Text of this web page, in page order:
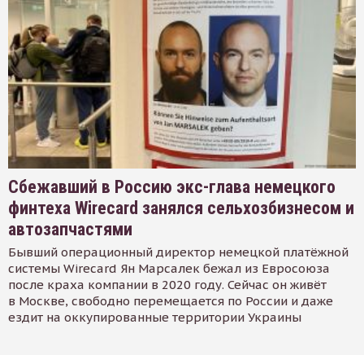
Сбежавший в Россию экс-глава немецкого
финтеха Wirecard занялся сельхозбизнесом и
автозапчастями
Бывший операционный директор немецкой платёжной
системы Wirecard Ян Марсалек бежал из Евросоюза
после краха компании в 2020 году. Сейчас он живёт
в Москве, свободно перемещается по России и даже
ездит на оккупированные территории Украины